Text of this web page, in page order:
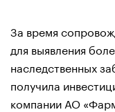
За время
для выявления
наследственных
получила
компании АО